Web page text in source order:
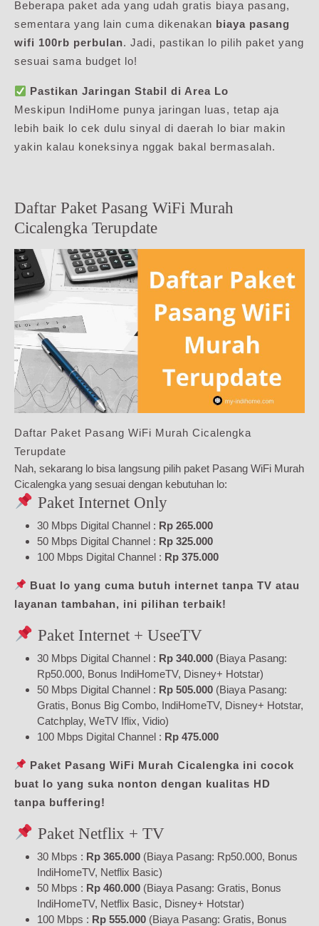
Beberapa paket ada yang udah gratis biaya pasang,
sementara yang lain cuma dikenakan biaya pasang
wifi 100rb perbulan. Jadi, pastikan lo pilih paket yang
sesuai sama budget lo!
Pastikan Jaringan Stabil di Area Lo
Meskipun IndiHome punya jaringan luas, tetap aja
lebih baik lo cek dulu sinyal di daerah lo biar makin
yakin kalau koneksinya nggak bakal bermasalah.
Daftar Paket Pasang WiFi Murah
Cicalengka Terupdate
Daftar Paket Pasang WiFi Murah Cicalengka
Terupdate
Nah, sekarang lo bisa langsung pilih paket Pasang WiFi Murah
Cicalengka yang sesuai dengan kebutuhan lo:
Paket Internet Only
30 Mbps Digital Channel : Rp 265.000
50 Mbps Digital Channel : Rp 325.000
100 Mbps Digital Channel : Rp 375.000
Buat lo yang cuma butuh internet tanpa TV atau
layanan tambahan, ini pilihan terbaik!
Paket Internet + UseeTV
30 Mbps Digital Channel : Rp 340.000 (Biaya Pasang:
Rp50.000, Bonus IndiHomeTV, Disney+ Hotstar)
50 Mbps Digital Channel : Rp 505.000 (Biaya Pasang:
Gratis, Bonus Big Combo, IndiHomeTV, Disney+ Hotstar,
Catchplay, WeTV Iflix, Vidio)
100 Mbps Digital Channel : Rp 475.000
Paket Pasang WiFi Murah Cicalengka ini cocok
buat lo yang suka nonton dengan kualitas HD
tanpa buffering!
Paket Netflix + TV
30 Mbps : Rp 365.000 (Biaya Pasang: Rp50.000, Bonus
IndiHomeTV, Netflix Basic)
50 Mbps : Rp 460.000 (Biaya Pasang: Gratis, Bonus
IndiHomeTV, Netflix Basic, Disney+ Hotstar)
100 Mbps : Rp 555.000 (Biaya Pasang: Gratis, Bonus